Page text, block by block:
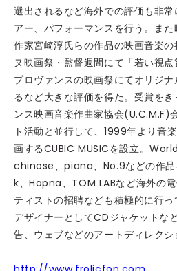
選出されるなど海外での評価も非
アー、パフォーマンスを行う。ま
作家宮崎淳氏らの作品の映画音楽
ヌ映画祭・監督週間にて「若い視
プロヴァンスの映画祭にてオリジ
るなど大きな評価を得た。受賞を
ンス映画音楽作曲家協会(U.C.M.F)
ト活動と並行して、1999年より音
画するCUBIC MUSICを設立。
chinose、piana、No.9などの作品
k、Hapna、TOM LABなど海外の
ティストの招聘なども積極的に行
デザイナーとしてCDジャケットな
告、ウェブなどのアートディレクシ